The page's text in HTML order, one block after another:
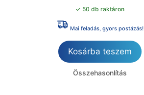
✓ 50 db raktáron
Mai feladás, gyors postázás!
Kosárba teszem
Összehasonlítás